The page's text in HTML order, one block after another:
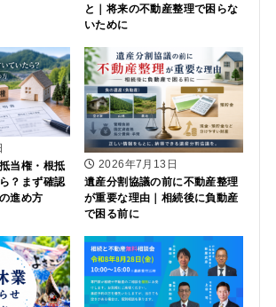
と｜将来の不動産整理で困らな
いために
当権・根抵
？まず確認
進め方
2026年7月13日
遺産分割協議の前に不動産整理
が重要な理由｜相続後に負動産
で困る前に